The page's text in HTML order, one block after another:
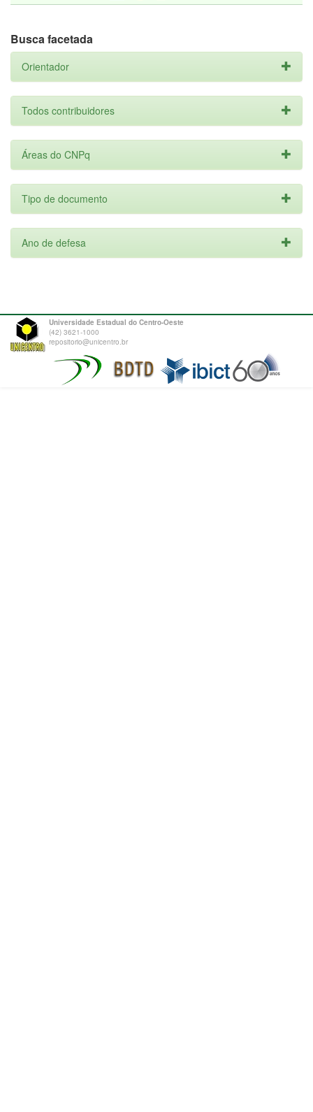
Busca facetada
Orientador
Todos contribuidores
Áreas do CNPq
Tipo de documento
Ano de defesa
Universidade Estadual do Centro-Oeste
(42) 3621-1000
repositorio@unicentro.br